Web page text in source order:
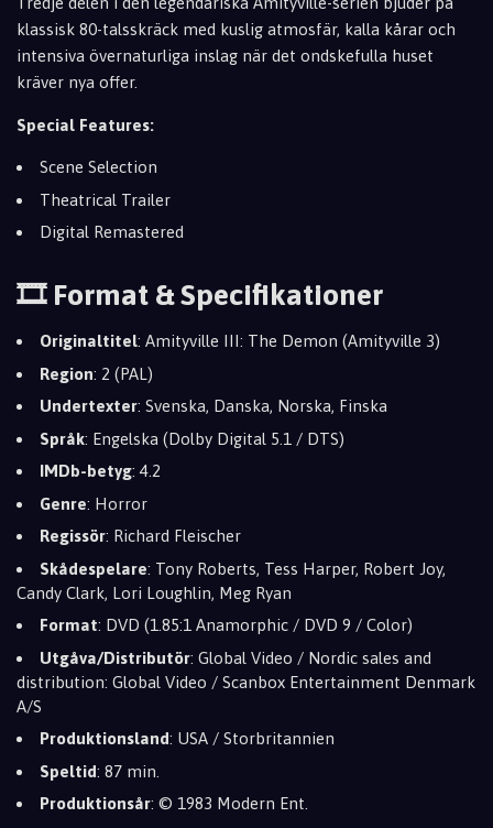
klassisk 80-talsskräck med kuslig atmosfär, kalla kårar och
intensiva övernaturliga inslag när det ondskefulla huset
kräver nya offer.
Special Features:
Scene Selection
Theatrical Trailer
Digital Remastered
🎞️ Format & Specifikationer
Originaltitel: Amityville III: The Demon (Amityville 3)
Region: 2 (PAL)
Undertexter: Svenska, Danska, Norska, Finska
Språk: Engelska (Dolby Digital 5.1 / DTS)
IMDb-betyg: 4.2
Genre: Horror
Regissör: Richard Fleischer
Skådespelare: Tony Roberts, Tess Harper, Robert Joy,
Candy Clark, Lori Loughlin, Meg Ryan
Format: DVD (1.85:1 Anamorphic / DVD 9 / Color)
Utgåva/Distributör: Global Video / Nordic sales and
distribution: Global Video / Scanbox Entertainment Denmark
A/S
Produktionsland: USA / Storbritannien
Speltid: 87 min.
Produktionsår: © 1983 Modern Ent.